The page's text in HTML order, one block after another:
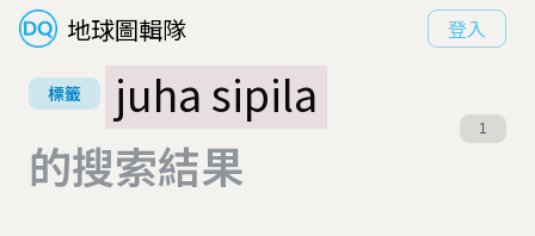
地球圖輯隊 登入
標籤
juha sipila
的搜索結果
1